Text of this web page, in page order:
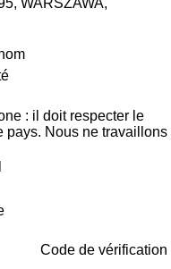
: il doit respecter le
pays. Nous ne travaillons
Code de vérification